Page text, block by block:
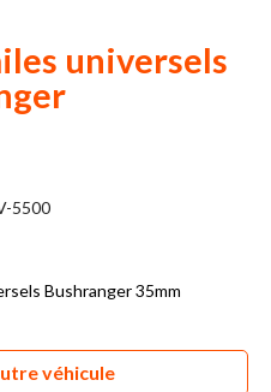
universels
5500
Bushranger 35mm
véhicule